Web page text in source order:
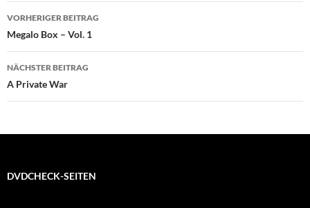
Beitragsnavigation
VORHERIGER BEITRAG
Megalo Box – Vol. 1
NÄCHSTER BEITRAG
A Private War
DVDCHECK-SEITEN